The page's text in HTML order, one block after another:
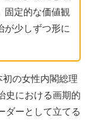
固定的な価値観
が少しずつ形に
の女性内閣総理
史における画期的
ダーとして立てる